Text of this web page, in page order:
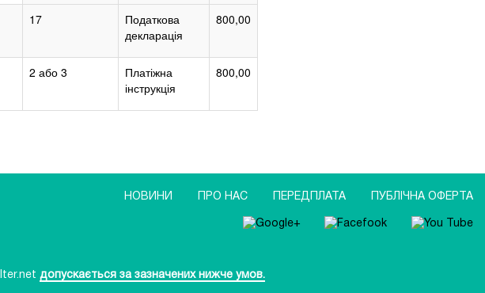
17
Податкова
декларація
800,00
2 або 3
Платіжна
інструкція
800,00
НОВИНИ ПРО НАС ПЕРЕДПЛАТА ПУБЛIЧНА ОФЕРТА
допускається за зазначених нижче умов.